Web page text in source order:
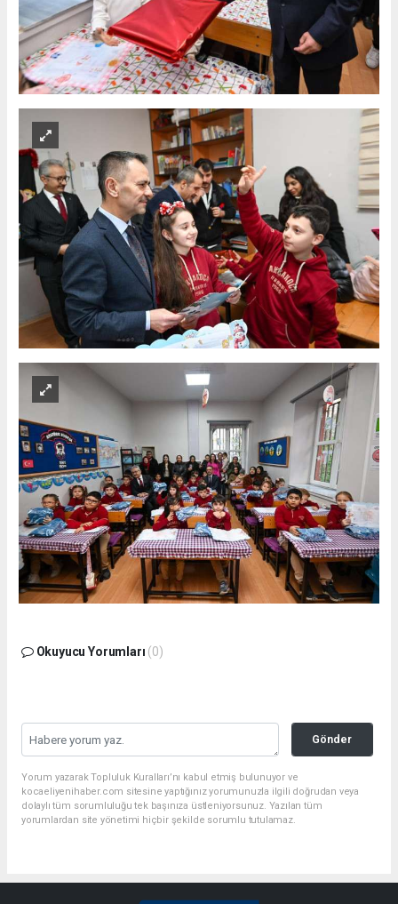
Okuyucu Yorumları (0)
Gönder
Yorum yazarak Topluluk Kuralları’nı kabul etmiş bulunuyor ve
kocaeliyenihaber.com sitesine yaptığınız yorumunuzla ilgili doğrudan veya
dolaylı tüm sorumluluğu tek başınıza üstleniyorsunuz. Yazılan tüm
yorumlardan site yönetimi hiçbir şekilde sorumlu tutulamaz.